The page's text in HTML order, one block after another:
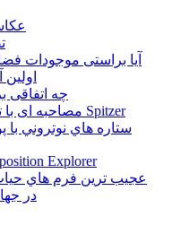
آیا براستی موجودات
چه اتفاقی
مصاحبه ای با تلسکوپ فضایی Spitzer
ستاره هاي نوتروني با
Explorer
عجیب ترین فرم هاي
در